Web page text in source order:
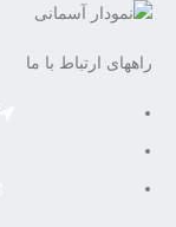
راههای ارتباط با ما